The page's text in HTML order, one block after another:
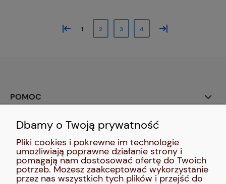
« 1 2 3 4 »
POMOC
SOCIAL MEDIA:
MOJE KONTO
INFORMACJE
Dbamy o Twoją prywatność
Pliki cookies i pokrewne im technologie
umożliwiają poprawne działanie strony i
pomagają nam dostosować ofertę do Twoich
potrzeb. Możesz zaakceptować wykorzystanie
przez nas wszystkich tych plików i przejść do